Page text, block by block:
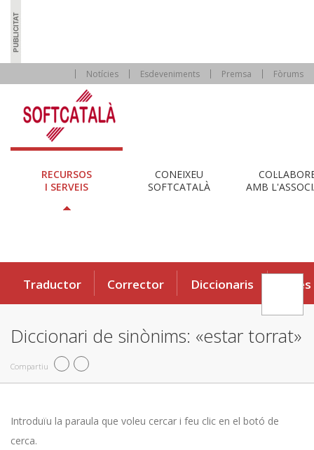
Notícies Esdeveniments Premsa Fòrums
RECURSOS
I SERVEIS
CONEIXEU
SOFTCATALÀ
AMB
Traductor Corrector Diccionaris Eines
Diccionari de sinònims: «estar torrat»
Compartiu
Introduïu la paraula que voleu cercar i feu clic en el botó de
cerca.